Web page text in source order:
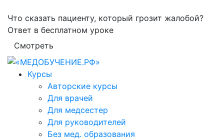
Что сказать пациенту, который грозит жалобой?
Ответ в бесплатном уроке
Смотреть
Курсы
Авторские курсы
Для врачей
Для медсестер
Для руководителей
Без мед. образования